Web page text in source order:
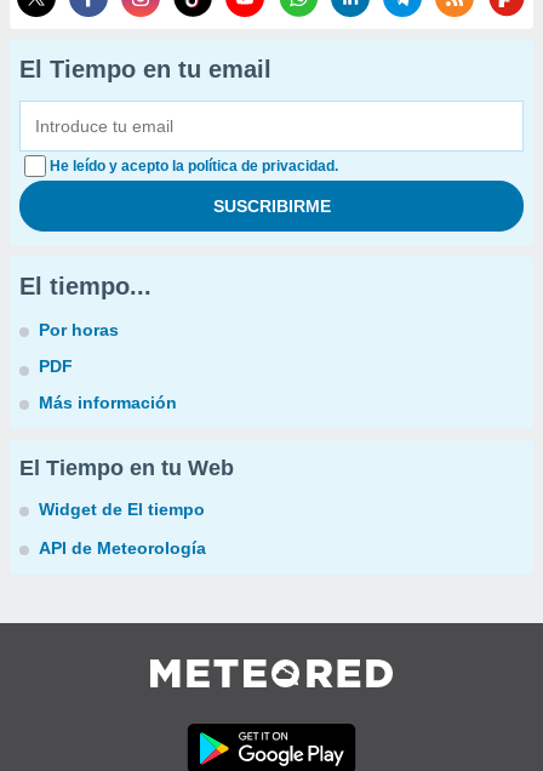
El Tiempo en tu email
He leído y acepto la política de privacidad.
El tiempo...
Por horas
PDF
Más información
El Tiempo en tu Web
Widget de El tiempo
API de Meteorología